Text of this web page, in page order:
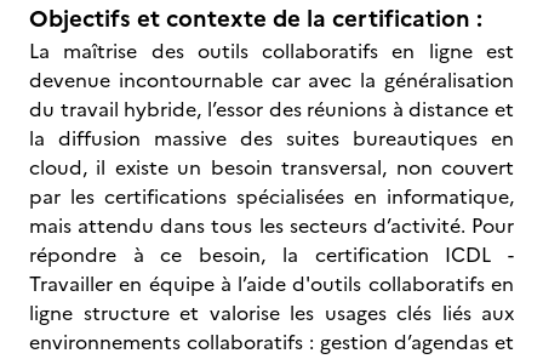
Objectifs et contexte de la certification :
La maîtrise des outils collaboratifs en ligne est
devenue incontournable car avec la généralisation
du travail hybride, l’essor des réunions à distance et
la diffusion massive des suites bureautiques en
cloud, il existe un besoin transversal, non couvert
par les certifications spécialisées en informatique,
mais attendu dans tous les secteurs d’activité. Pour
répondre à ce besoin, la certification ICDL -
Travailler en équipe à l’aide d'outils collaboratifs en
ligne structure et valorise les usages clés liés aux
environnements collaboratifs : gestion d’agendas et